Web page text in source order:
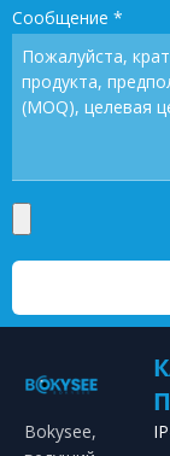
Сообщение *
Bokysee,